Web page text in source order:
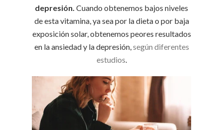
depresión. Cuando obtenemos bajos niveles
de esta vitamina, ya sea por la dieta o por baja
exposición solar, obtenemos peores resultados
en la ansiedad y la depresión, según diferentes
estudios